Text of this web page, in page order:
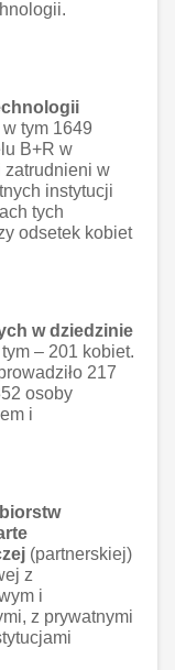
w tym 1649
B+R w
w
instytucji
tych
odsetek kobiet
w dziedzinie
tym – 201 kobiet.
217
osoby
i
(partnerskiej)
z
i
z prywatnymi